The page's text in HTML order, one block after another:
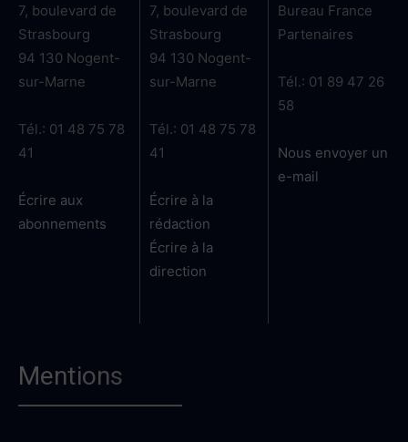
7, boulevard de
Strasbourg
94 130 Nogent-
sur-Marne
Tél.: 01 48 75 78
41
Écrire aux
abonnements
7, boulevard de
Strasbourg
94 130 Nogent-
sur-Marne
Tél.: 01 48 75 78
41
Écrire à la
rédaction
Écrire à la
direction
Bureau France
Partenaires
Tél.: 01 89 47 26
58
Nous envoyer un
e-mail
Mentions